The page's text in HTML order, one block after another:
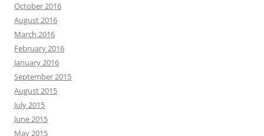
October 2016
August 2016
March 2016
February 2016
January 2016
September 2015
August 2015
July 2015
June 2015
May 2015